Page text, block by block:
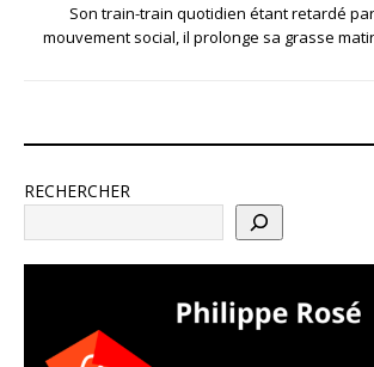
Son train-train quotidien étant retardé
mouvement social, il prolonge sa grasse
RECHERCHER